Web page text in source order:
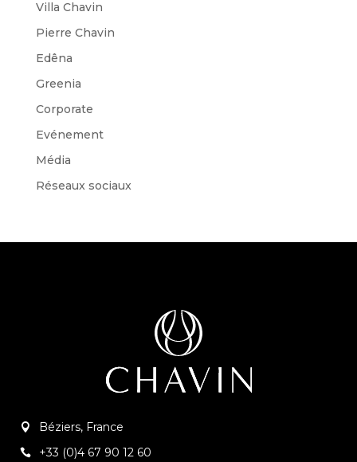
Villa Chavin
Pierre Chavin
Edêna
Greenia
Corporate
Evénement
Média
Réseaux sociaux
Béziers, France
+33 (0)4 67 90 12 60